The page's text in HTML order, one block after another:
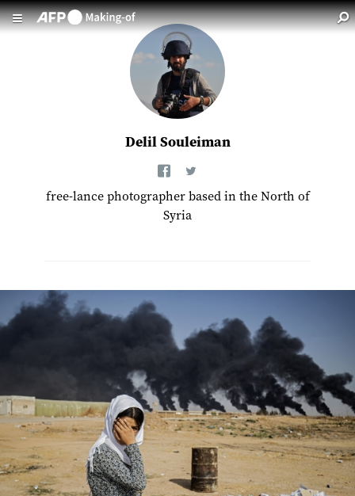
Delil Souleiman
free-lance photographer based in the North of
Syria